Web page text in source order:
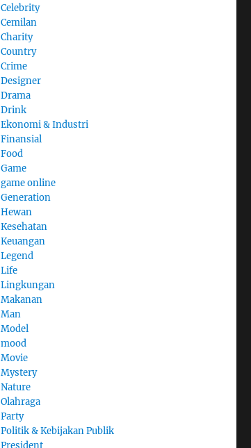
Celebrity
Cemilan
Charity
Country
Crime
Designer
Drama
Drink
Ekonomi & Industri
Finansial
Food
Game
game online
Generation
Hewan
Kesehatan
Keuangan
Legend
Life
Lingkungan
Makanan
Man
Model
mood
Movie
Mystery
Nature
Olahraga
Party
Politik & Kebijakan Publik
President